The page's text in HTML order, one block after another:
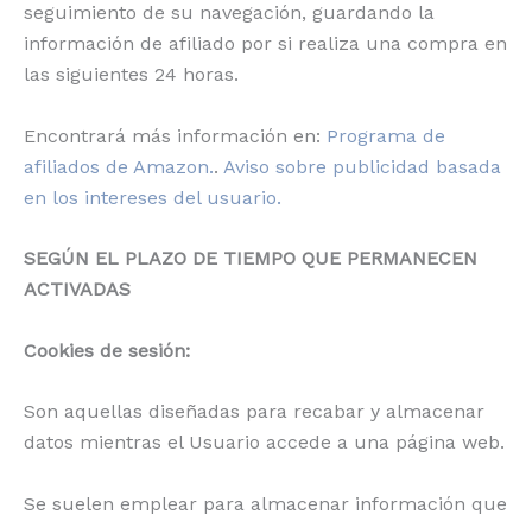
seguimiento de su navegación, guardando la
información de afiliado por si realiza una compra en
las siguientes 24 horas.
Encontrará más información en: Programa de
afiliados de Amazon.. Aviso sobre publicidad basada
en los intereses del usuario.
SEGÚN EL PLAZO DE TIEMPO QUE PERMANECEN
ACTIVADAS
Cookies de sesión:
Son aquellas diseñadas para recabar y almacenar
datos mientras el Usuario accede a una página web.
Se suelen emplear para almacenar información que